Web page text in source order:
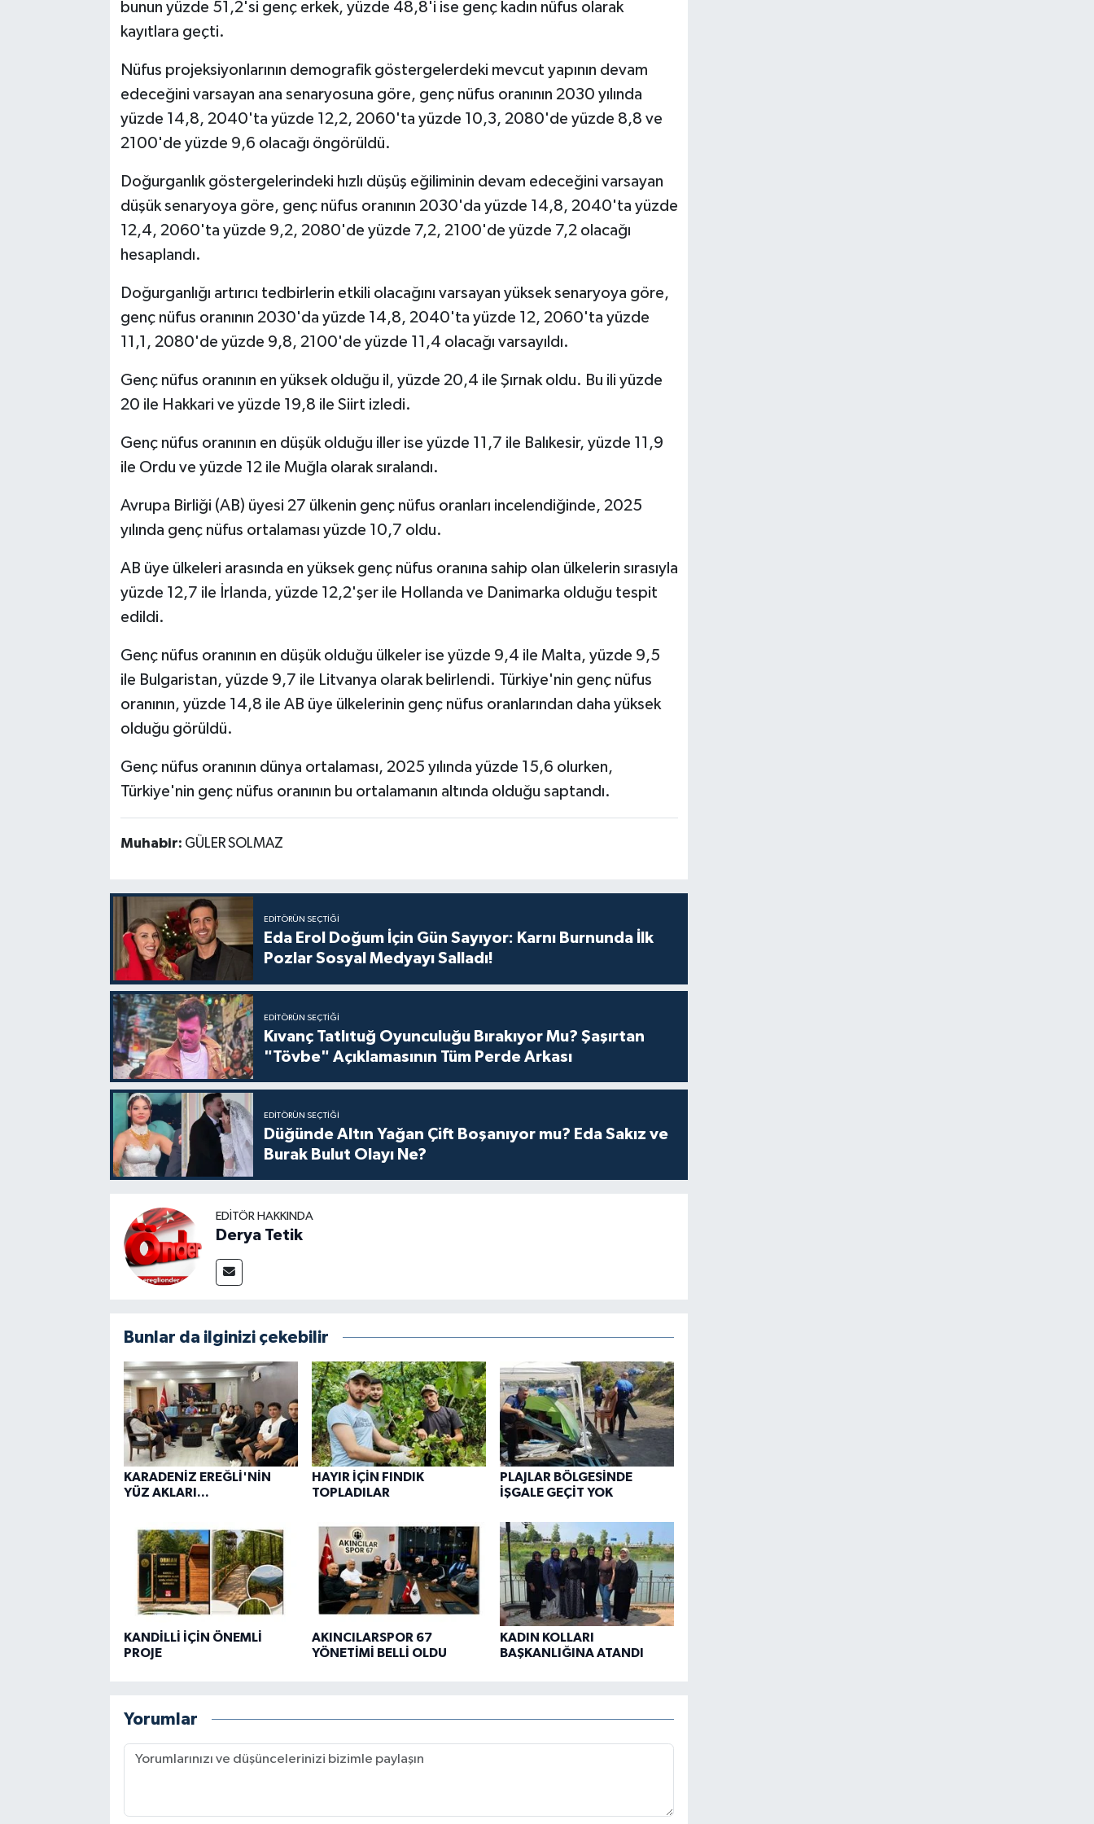
bunun yüzde 51,2'si genç erkek, yüzde 48,8'i ise genç kadın nüfus olarak
kayıtlara geçti.
Nüfus projeksiyonlarının demografik göstergelerdeki mevcut yapının devam
edeceğini varsayan ana senaryosuna göre, genç nüfus oranının 2030 yılında
yüzde 14,8, 2040'ta yüzde 12,2, 2060'ta yüzde 10,3, 2080'de yüzde 8,8 ve
2100'de yüzde 9,6 olacağı öngörüldü.
Doğurganlık göstergelerindeki hızlı düşüş eğiliminin devam edeceğini varsayan
düşük senaryoya göre, genç nüfus oranının 2030'da yüzde 14,8, 2040'ta yüzde
12,4, 2060'ta yüzde 9,2, 2080'de yüzde 7,2, 2100'de yüzde 7,2 olacağı
hesaplandı.
Doğurganlığı artırıcı tedbirlerin etkili olacağını varsayan yüksek senaryoya göre,
genç nüfus oranının 2030'da yüzde 14,8, 2040'ta yüzde 12, 2060'ta yüzde
11,1, 2080'de yüzde 9,8, 2100'de yüzde 11,4 olacağı varsayıldı.
Genç nüfus oranının en yüksek olduğu il, yüzde 20,4 ile Şırnak oldu. Bu ili yüzde
20 ile Hakkari ve yüzde 19,8 ile Siirt izledi.
Genç nüfus oranının en düşük olduğu iller ise yüzde 11,7 ile Balıkesir, yüzde 11,9
ile Ordu ve yüzde 12 ile Muğla olarak sıralandı.
Avrupa Birliği (AB) üyesi 27 ülkenin genç nüfus oranları incelendiğinde, 2025
yılında genç nüfus ortalaması yüzde 10,7 oldu.
AB üye ülkeleri arasında en yüksek genç nüfus oranına sahip olan ülkelerin sırasıyla
yüzde 12,7 ile İrlanda, yüzde 12,2'şer ile Hollanda ve Danimarka olduğu tespit
edildi.
Genç nüfus oranının en düşük olduğu ülkeler ise yüzde 9,4 ile Malta, yüzde 9,5
ile Bulgaristan, yüzde 9,7 ile Litvanya olarak belirlendi. Türkiye'nin genç nüfus
oranının, yüzde 14,8 ile AB üye ülkelerinin genç nüfus oranlarından daha yüksek
olduğu görüldü.
Genç nüfus oranının dünya ortalaması, 2025 yılında yüzde 15,6 olurken,
Türkiye'nin genç nüfus oranının bu ortalamanın altında olduğu saptandı.
Muhabir: GÜLER SOLMAZ
EDITÖRÜN SEÇTIĞI
Eda Erol Doğum İçin Gün Sayıyor: Karnı Burnunda İlk
Pozlar Sosyal Medyayı Salladı!
EDITÖRÜN SEÇTIĞI
Kıvanç Tatlıtuğ Oyunculuğu Bırakıyor Mu? Şaşırtan
"Tövbe" Açıklamasının Tüm Perde Arkası
EDITÖRÜN SEÇTIĞI
Düğünde Altın Yağan Çift Boşanıyor mu? Eda Sakız ve
Burak Bulut Olayı Ne?
EDITÖR HAKKINDA
Derya Tetik
Bunlar da ilginizi çekebilir
KARADENİZ EREĞLİ'NİN
YÜZ AKLARI...
HAYIR İÇİN FINDIK
TOPLADILAR
PLAJLAR BÖLGESİNDE
İŞGALE GEÇİT YOK
KANDİLLİ İÇİN ÖNEMLİ
PROJE
AKINCILARSPOR 67
YÖNETİMİ BELLİ OLDU
KADIN KOLLARI
BAŞKANLIĞINA ATANDI
Yorumlar